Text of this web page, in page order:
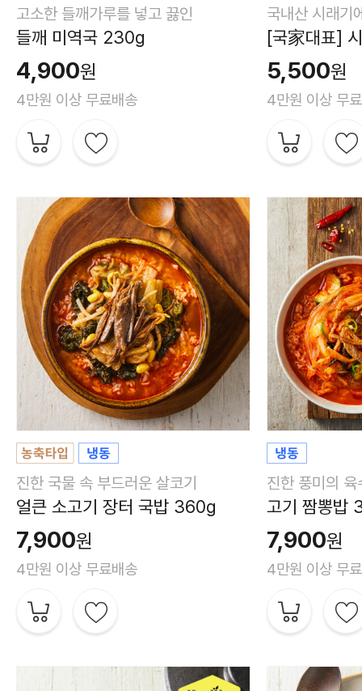
고소한 들깨가루를 넣고 끓인
들깨 미역국 230g
4,900원
4만원 이상 무료배송
국내산 시래기
[국家대표]
5,500원
4만원 이상 무
진한 국물 속 부드러운 살코기
얼큰 소고기 장터 국밥 360g
7,900원
4만원 이상 무료배송
진한 풍미의
고기 짬뽕밥
7,900원
4만원 이상 무